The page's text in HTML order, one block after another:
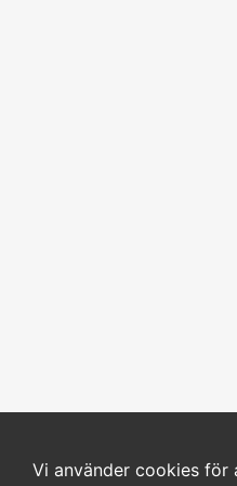
Vi använder cookies